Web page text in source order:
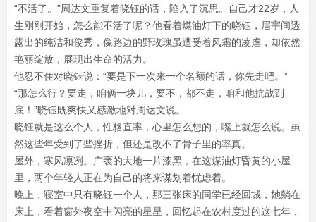
“不活了。”周达文重复着晓钰的话，陷入了沉思。自己才22岁，人
生刚刚开始，怎么能不活了呢？他看着煤油灯下的晓钰，眉宇间透
露出的纯洁和俊秀，像路边的野玫瑰虽遭受着风霜的凌虐，却依然
艳丽绽放，展现出生命的活力。
他忍不住对晓钰说：“要是下一次来一个名额的话，你先走吧。”
“那怎么行？要走，咱俩一块儿，要不，都不走，咱和他抗战到
底！”晓钰既爽快又感激地对周达文说。
晓钰就是这么个人，性格直率，心里怎么想的，嘴上就怎么说。虽
然这些年受到了些挫折，但还是改不了骨子里的率真。
屋外，寒风凛冽。广袤的大地一片漆黑，在这煤油灯昏黄的小屋
里，两个年轻人正在为自己的将来谋划着忧虑着。
晚上，寝室中只有晓钰一个人，那三张床的同学已经回城，她躺在
床上，看着窗外夜空中闪亮的星星，回忆起在农村度过的这七年，